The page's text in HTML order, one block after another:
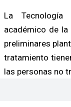
La
académico de la
preliminares
tratamiento
las personas no